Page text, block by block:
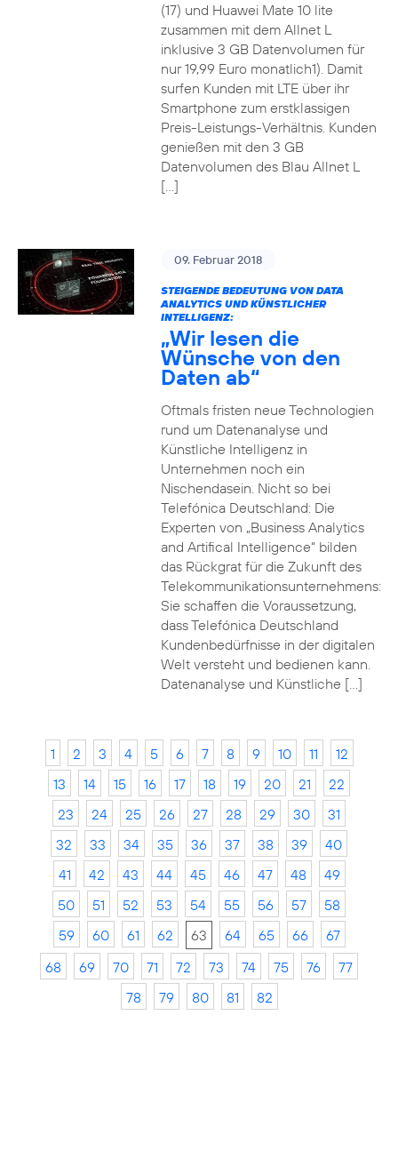
(17) und Huawei Mate 10 lite
zusammen mit dem Allnet L
inklusive 3 GB Datenvolumen für
nur 19,99 Euro monatlich1). Damit
surfen Kunden mit LTE über ihr
Smartphone zum erstklassigen
Preis-Leistungs-Verhältnis. Kunden
genießen mit den 3 GB
Datenvolumen des Blau Allnet L
[…]
09. Februar 2018
STEIGENDE BEDEUTUNG VON DATA
ANALYTICS UND KÜNSTLICHER
INTELLIGENZ:
„Wir lesen die
Wünsche von den
Daten ab“
Oftmals fristen neue Technologien
rund um Datenanalyse und
Künstliche Intelligenz in
Unternehmen noch ein
Nischendasein. Nicht so bei
Telefónica Deutschland: Die
Experten von „Business Analytics
and Artifical Intelligence“ bilden
das Rückgrat für die Zukunft des
Telekommunikationsunternehmens:
Sie schaffen die Voraussetzung,
dass Telefónica Deutschland
Kundenbedürfnisse in der digitalen
Welt versteht und bedienen kann.
Datenanalyse und Künstliche […]
1 2 3 4 5 6 7 8 9 10 11
12
13
14 15 16 17 18 19 20 21
22
23
24 25 26 27 28 29 30
31
32
33 34 35 36 37 38 39
40
41
42 43 44 45 46 47 48
49
50
51 52 53 54 55 56 57
58
59
60 61 62 63 64 65 66
67
68
69 70 71 72 73 74 75 76
77
78
79 80 81 82